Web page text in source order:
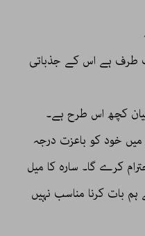
طرف ہے اس کے جذباتی
کچھ اس طرح ہے۔
خود کو باعزت درجہ
کرے گا۔ سارہ کا میل
بات کرنا مناسب نہیں